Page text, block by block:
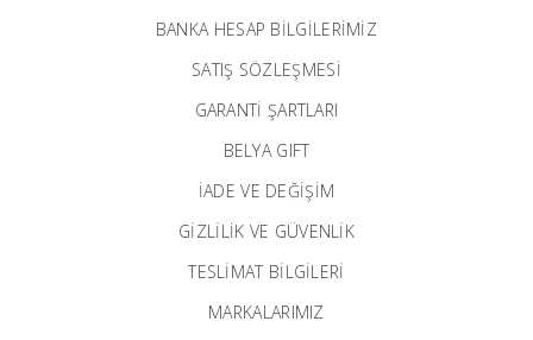
BANKA HESAP BILGILERIMIZ
SATIŞ SÖZLEŞMESİ
GARANTI ŞARTLARI
BELYA GIFT
İADE VE DEĞİŞİM
GİZLİLİK VE GÜVENLİK
TESLİMAT BİLGİLERİ
MARKALARIMIZ